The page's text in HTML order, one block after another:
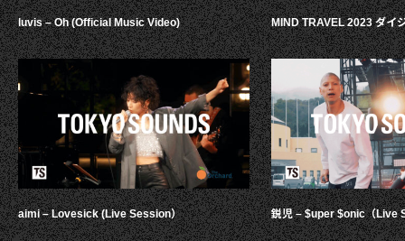
luvis – Oh (Official Music Video)
aimi – Lovesick (Live Session）
MIND TRAVEL 2023 ダイ
鋭児 – $uper $onic（Live